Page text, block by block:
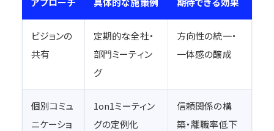
ビジョンの
共有
定期的な全社・
部門ミーティン
グ
方向性の統一・
一体感の醸成
個別コミュ
ニケーショ
1on1ミーティン
グの定例化
信頼関係の構
築・離職率低下